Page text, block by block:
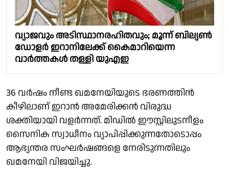
വ്യാജവും അടിസ്ഥാനരഹിതവും; മൂന്ന് ബില്യൺ
ഡോളർ ഇറാനിലേക്ക് കൈമാറിയെന്ന
വാർത്തകൾ തള്ളി യുഎഇ
36 വര്‍ഷം നീണ്ട ഖമനേയിയുടെ ഭരണത്തിന്‍
കീഴിലാണ് ഇറാന്‍ അമേരിക്കന്‍ വിരുദ്ധ
ശക്തിയായി വളര്‍ന്നത്. മിഡില്‍ ഈസ്റ്റിലുടനീളം
സൈനിക സ്വാധീനം വ്യാപിപ്പിക്കുന്നതോടൊപ്പം
ആഭ്യന്തര സംഘര്‍ഷങ്ങളെ നേരിടുന്നതിലും
ഖമനേയി വിജയിച്ചു.